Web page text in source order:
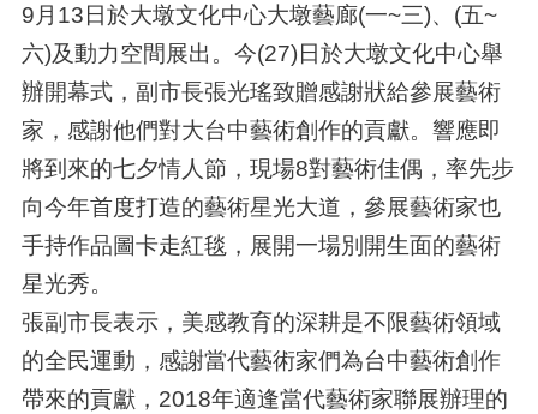
9月13日於大墩文化中心大墩藝廊(一~三)、(五~
六)及動力空間展出。今(27)日於大墩文化中心舉
辦開幕式，副市長張光瑤致贈感謝狀給參展藝術
家，感謝他們對大台中藝術創作的貢獻。響應即
將到來的七夕情人節，現場8對藝術佳偶，率先步
向今年首度打造的藝術星光大道，參展藝術家也
手持作品圖卡走紅毯，展開一場別開生面的藝術
星光秀。
張副市長表示，美感教育的深耕是不限藝術領域
的全民運動，感謝當代藝術家們為台中藝術創作
帶來的貢獻，2018年適逢當代藝術家聯展辦理的